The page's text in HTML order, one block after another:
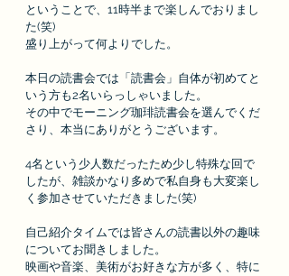
ということで、11時半まで楽しんでおりまし
た(笑)
盛り上がって何よりでした。
本日の読書会では「読書会」自体が初めてと
いう方も2名いらっしゃいました。
その中でモーニング珈琲読書会を選んでくだ
さり、本当にありがとうございます。
4名という少人数だったため少し特殊な回で
したが、雑談かなり多めで私自身も大変楽し
く参加させていただきました(笑)
自己紹介タイムでは皆さんの読書以外の趣味
についてお聞きしました。
映画や音楽、美術がお好きな方が多く、特に